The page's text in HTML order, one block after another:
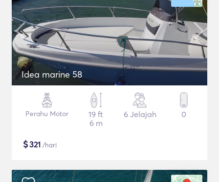
Idea marine 58
Perahu Motor
19 ft
6 m
6 Jelajah 0
$321 /hari